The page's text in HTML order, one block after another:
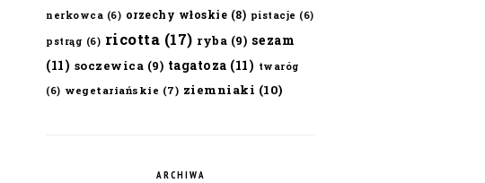
nerkowca (6) orzechy włoskie (8) pistacje (6)
pstrąg (6) ricotta (17) ryba (9) sezam
(11) soczewica (9) tagatoza (11) twaróg
(6) wegetariańskie (7) ziemniaki (10)
ARCHIWA